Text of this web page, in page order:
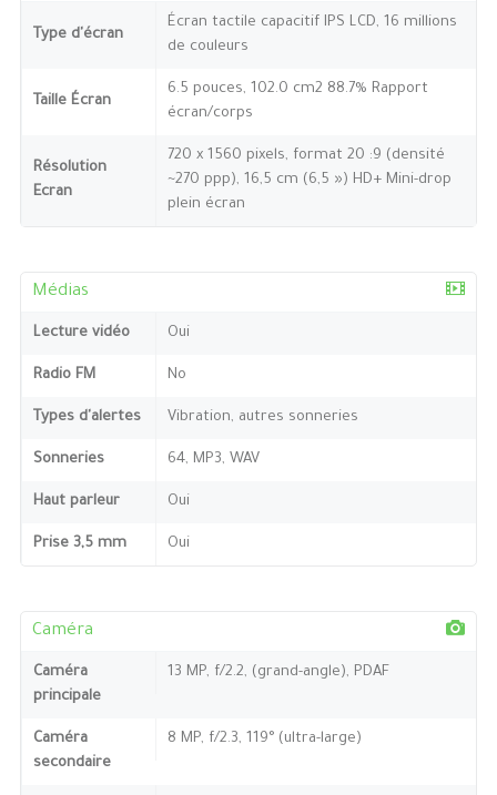
Type d'écran
Écran tactile capacitif IPS LCD, 16 millions
de couleurs
Taille Écran
6.5 pouces, 102.0 cm2 88.7% Rapport
écran/corps
Résolution
Ecran
720 x 1560 pixels, format 20 :9 (densité
~270 ppp), 16,5 cm (6,5 ») HD+ Mini-drop
plein écran
Médias
Lecture vidéo Oui
Radio FM No
Types d'alertes Vibration, autres sonneries
Sonneries 64, MP3, WAV
Haut parleur Oui
Prise 3,5 mm Oui
Caméra
Caméra
principale
13 MP, f/2.2, (grand-angle), PDAF
Caméra
secondaire
8 MP, f/2.3, 119° (ultra-large)